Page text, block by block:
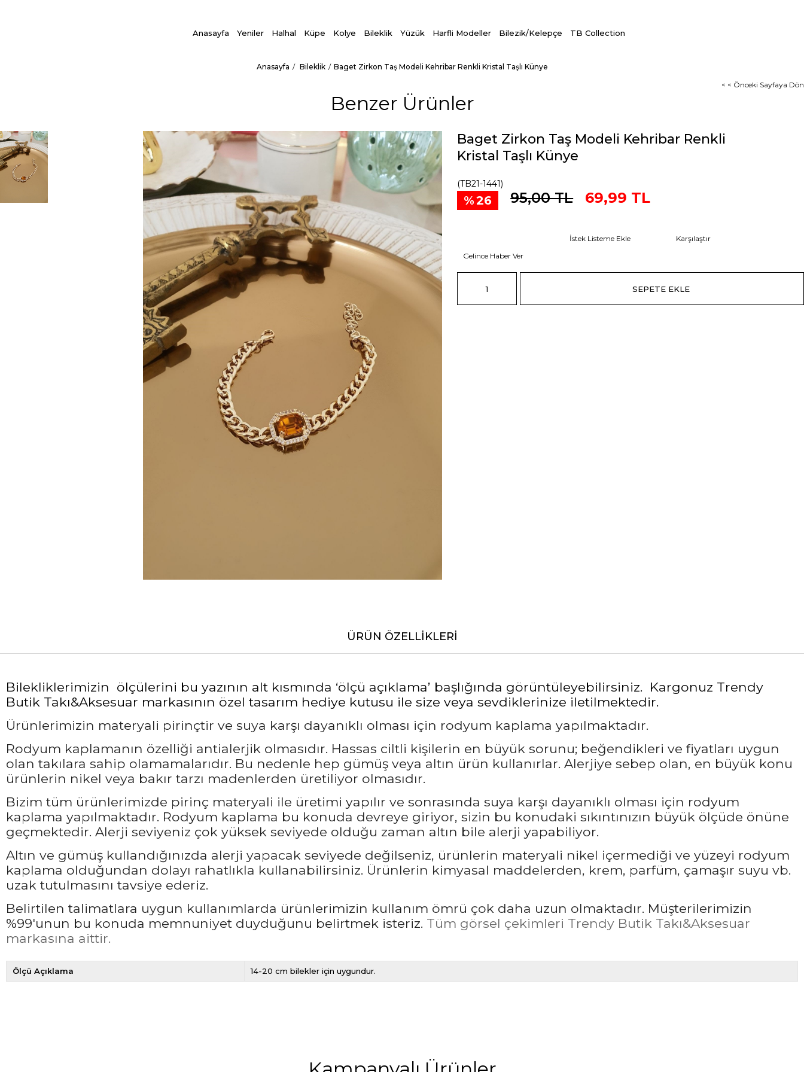
Anasayfa Yeniler Halhal Küpe Kolye Bileklik Yüzük Harfli Modeller Bilezik/Kelepçe TB Collection
Anasayfa Bileklik
Baget Zirkon Taş Modeli Kehribar Renkli Kristal Taşlı Künye
< < Önceki Sayfaya Dön
Benzer Ürünler
Baget Zirkon Taş Modeli Kehribar Renkli
Kristal Taşlı Künye
(TB21-1441)
26 95,00 TL 69,99 TL
İstek Listeme Ekle
Karşılaştır
Gelince Haber Ver
ÜRÜN ÖZELLIKLERI
Bilekliklerimizin ölçülerini bu yazının alt kısmında ‘ölçü açıklama’ başlığında görüntüleyebilirsiniz. Kargonuz Trendy
Butik Takı&Aksesuar markasının özel tasarım hediye kutusu ile size veya sevdiklerinize iletilmektedir.
Ürünlerimizin materyali pirinçtir ve suya karşı dayanıklı olması için rodyum kaplama yapılmaktadır.
Rodyum kaplamanın özelliği antialerjik olmasıdır. Hassas ciltli kişilerin en büyük sorunu; beğendikleri ve fiyatları uygun
olan takılara sahip olamamalarıdır. Bu nedenle hep gümüş veya altın ürün kullanırlar. Alerjiye sebep olan, en büyük konu
ürünlerin nikel veya bakır tarzı madenlerden üretiliyor olmasıdır.
Bizim tüm ürünlerimizde pirinç materyali ile üretimi yapılır ve sonrasında suya karşı dayanıklı olması için rodyum
kaplama yapılmaktadır. Rodyum kaplama bu konuda devreye giriyor, sizin bu konudaki sıkıntınızın büyük ölçüde önüne
geçmektedir. Alerji seviyeniz çok yüksek seviyede olduğu zaman altın bile alerji yapabiliyor.
Altın ve gümüş kullandığınızda alerji yapacak seviyede değilseniz, ürünlerin materyali nikel içermediği ve yüzeyi rodyum
kaplama olduğundan dolayı rahatlıkla kullanabilirsiniz. Ürünlerin kimyasal maddelerden, krem, parfüm, çamaşır suyu vb.
uzak tutulmasını tavsiye ederiz.
Belirtilen talimatlara uygun kullanımlarda ürünlerimizin kullanım ömrü çok daha uzun olmaktadır. Müşterilerimizin
%99'unun bu konuda memnuniyet duyduğunu belirtmek isteriz. Tüm görsel çekimleri Trendy Butik Takı&Aksesuar
markasına aittir.
Ölçü Açıklama 14-20 cm bilekler için uygundur.